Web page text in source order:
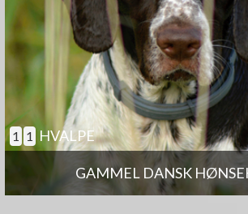
GAMMEL DANSK
1 1 HVALPE